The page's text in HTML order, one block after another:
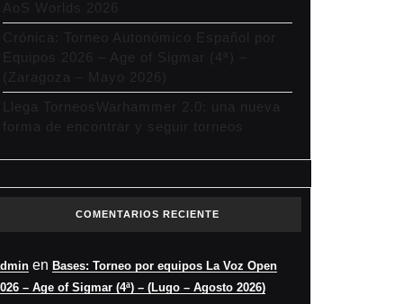
AoS Worlds 2026
Crónica: Torneo Autonómico Español por
Equipos 2026 – Age of Sigmar (4ª) –
(Zaragoza – Mayo 2026)
Llega TorneosWarhammer 2.0: una nueva
forma de encontrar y seguir torneos
COMENTARIOS RECIENTE
en Bases: Torneo por equipos La Voz Open
– Age of Sigmar (4ª) – (Lugo – Agosto 2026)